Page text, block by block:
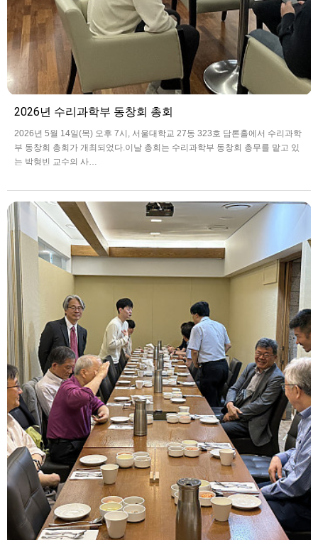
2026년 수리과학부 동창회 총회
2026년 5월 14일(목) 오후 7시, 서울대학교 27동 323호 담론홀에서 수리과학
부 동창회 총회가 개최되었다.이날 총회는 수리과학부 동창회 총무를 맡고 있
는 박형빈 교수의 사…